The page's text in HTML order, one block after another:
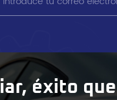
éxito que